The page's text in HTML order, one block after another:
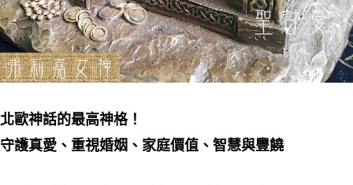
北歐神話的最高神格！
守護真愛、重視婚姻、家庭價值、智慧與豐饒